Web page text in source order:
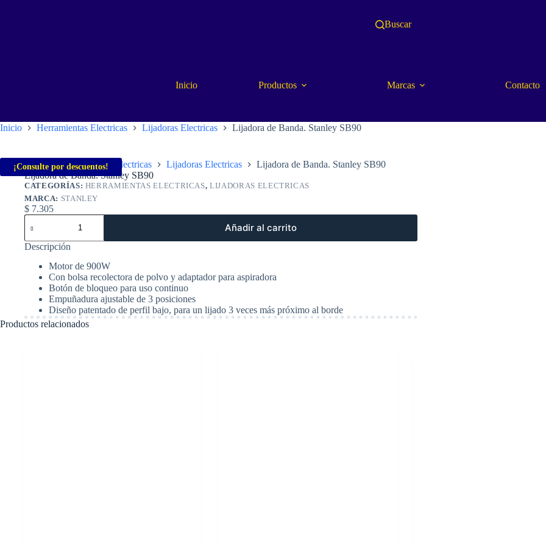
Buscar
Inicio Productos Marcas Contacto
Inicio Herramientas Electricas Lijadoras Electricas Lijadora de Banda. Stanley SB90
¡Consulte por descuentos!
Inicio Herramientas Electricas Lijadoras Electricas
Lijadora de Banda. Stanley SB90
Lijadora de Banda. Stanley SB90
CATEGORÍAS: HERRAMIENTAS ELECTRICAS,LIJADORAS ELECTRICAS
MARCA: STANLEY
$ 7.305
Lijadora
de
Banda.
Stanley
cantidad
Añadir al carrito
Descripción
Motor de 900W
Con bolsa recolectora de polvo y adaptador para aspiradora
Botón de bloqueo para uso continuo
Empuñadura ajustable de 3 posiciones
Diseño patentado de perfil bajo, para un lijado 3 veces más próximo al borde
Productos relacionados